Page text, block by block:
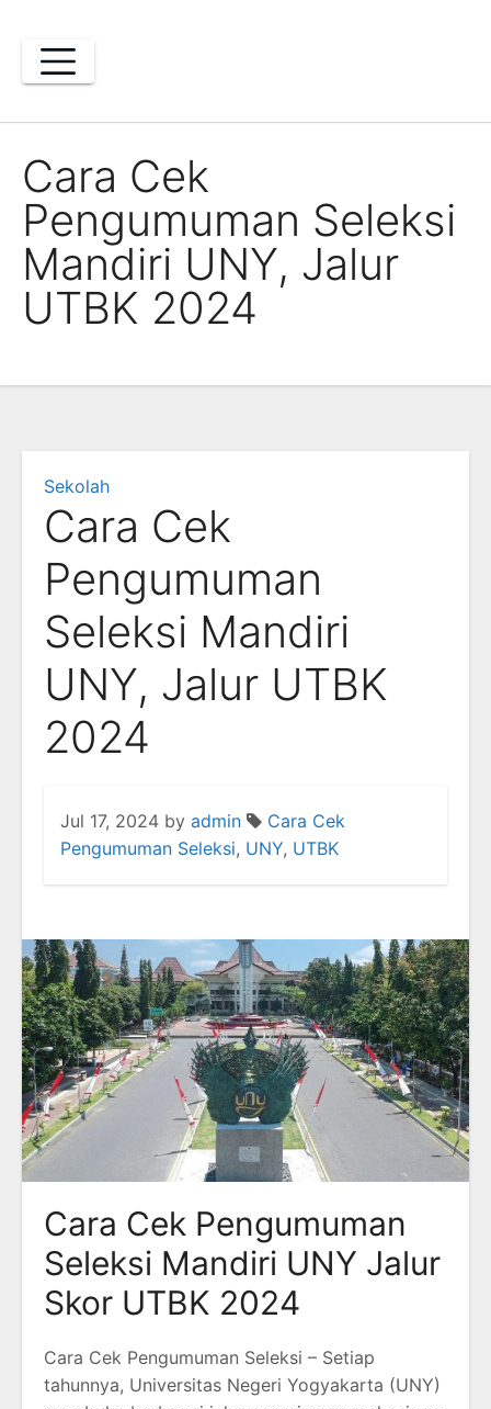
content
Cara Cek
Pengumuman Seleksi
Mandiri UNY, Jalur
UTBK 2024
Sekolah
Cara Cek
Pengumuman
Seleksi Mandiri
UNY, Jalur UTBK
2024
Jul 17, 2024 by admin
Cara Cek
Pengumuman Seleksi, UNY, UTBK
Cara Cek Pengumuman
Seleksi Mandiri UNY Jalur
Skor UTBK 2024
Cara Cek Pengumuman Seleksi – Setiap
tahunnya, Universitas Negeri Yogyakarta (UNY)